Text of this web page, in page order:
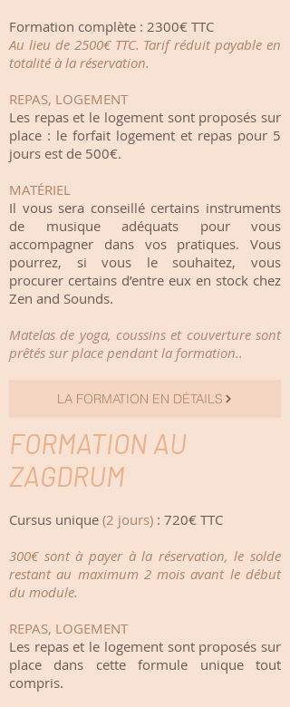
Formation complète : 2300€ TTC
Au lieu de 2500€ TTC. Tarif réduit payable en
totalité à la réservation.
REPAS, LOGEMENT
Les repas et le logement sont proposés sur
place : le forfait logement et repas pour 5
jours est de 500€.
MATÉRIEL
Il vous sera conseillé certains instruments
de musique adéquats pour vous
accompagner dans vos pratiques. Vous
pourrez, si vous le souhaitez, vous
procurer certains d’entre eux en stock chez
Zen and Sounds.
Matelas de yoga, coussins et couverture sont
prêtés sur place pendant la formation..
LA FORMATION EN DÉTAILS
FORMATION AU
ZAGDRUM
Cursus unique (2 jours) : 720€ TTC
300€ sont à payer à la réservation, le solde
restant au maximum 2 mois avant le début
du module.
REPAS, LOGEMENT
Les repas et le logement sont proposés sur
place dans cette formule unique tout
compris.